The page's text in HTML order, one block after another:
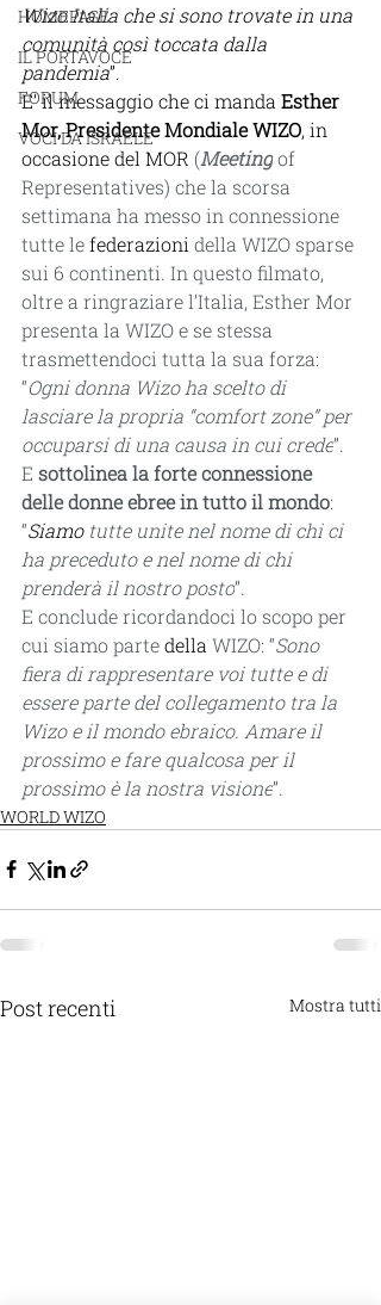
HOMEPAGE
IL PORTAVOCE
FORUM
VOCI DA ISRAELE
Wizo Italia che si sono trovate in una
comunità così toccata dalla
pandemia”.
E’ il messaggio che ci manda Esther
Mor, Presidente Mondiale WIZO, in
occasione del MOR (Meeting of
Representatives) che la scorsa
settimana ha messo in connessione
tutte le federazioni della WIZO sparse
sui 6 continenti. In questo filmato,
oltre a ringraziare l’Italia, Esther Mor
presenta la WIZO e se stessa
trasmettendoci tutta la sua forza:
“Ogni donna Wizo ha scelto di
lasciare la propria “comfort zone” per
occuparsi di una causa in cui crede”.
E sottolinea la forte connessione
delle donne ebree in tutto il mondo:
“Siamo tutte unite nel nome di chi ci
ha preceduto e nel nome di chi
prenderà il nostro posto”.
E conclude ricordandoci lo scopo per
cui siamo parte della WIZO: “Sono
fiera di rappresentare voi tutte e di
essere parte del collegamento tra la
Wizo e il mondo ebraico. Amare il
prossimo e fare qualcosa per il
prossimo è la nostra visione”.
WORLD WIZO
Post recenti Mostra tutti